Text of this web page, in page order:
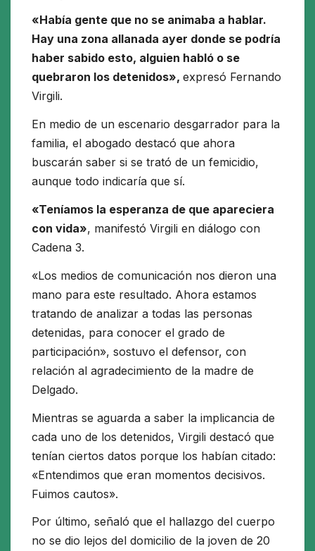
«Había gente que no se animaba a hablar.
Hay una zona allanada ayer donde se podría
haber sabido esto, alguien habló o se
quebraron los detenidos», expresó Fernando
Virgili.
En medio de un escenario desgarrador para la
familia, el abogado destacó que ahora
buscarán saber si se trató de un femicidio,
aunque todo indicaría que sí.
«Teníamos la esperanza de que apareciera
con vida», manifestó Virgili en diálogo con
Cadena 3.
«Los medios de comunicación nos dieron una
mano para este resultado. Ahora estamos
tratando de analizar a todas las personas
detenidas, para conocer el grado de
participación», sostuvo el defensor, con
relación al agradecimiento de la madre de
Delgado.
Mientras se aguarda a saber la implicancia de
cada uno de los detenidos, Virgili destacó que
tenían ciertos datos porque los habían citado:
«Entendimos que eran momentos decisivos.
Fuimos cautos».
Por último, señaló que el hallazgo del cuerpo
no se dio lejos del domicilio de la joven de 20